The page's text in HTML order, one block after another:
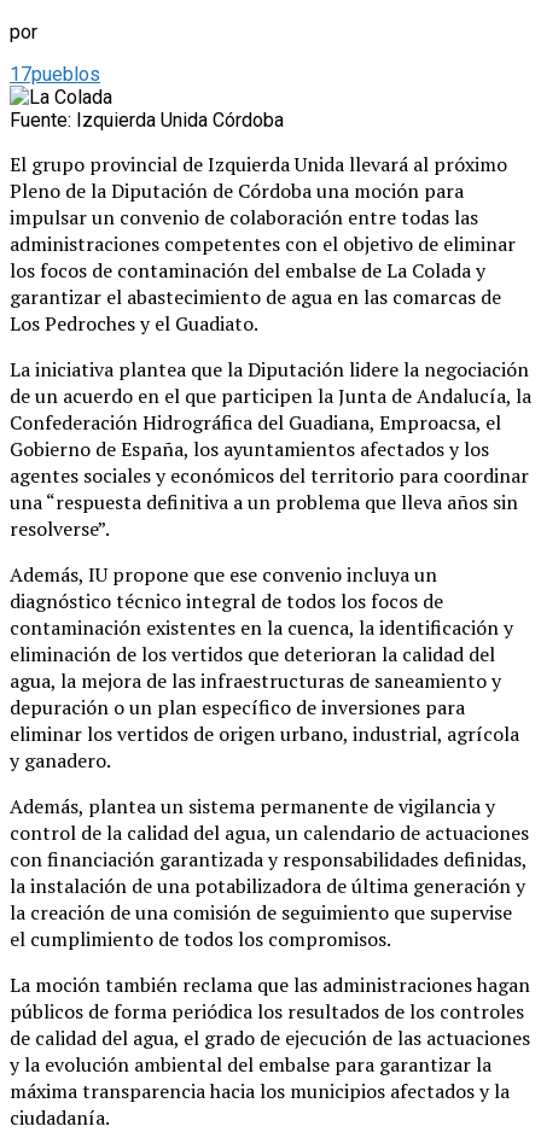
por
17pueblos
Fuente: Izquierda Unida Córdoba
El grupo provincial de Izquierda Unida llevará al próximo
Pleno de la Diputación de Córdoba una moción para
impulsar un convenio de colaboración entre todas las
administraciones competentes con el objetivo de eliminar
los focos de contaminación del embalse de La Colada y
garantizar el abastecimiento de agua en las comarcas de
Los Pedroches y el Guadiato.
La iniciativa plantea que la Diputación lidere la negociación
de un acuerdo en el que participen la Junta de Andalucía, la
Confederación Hidrográfica del Guadiana, Emproacsa, el
Gobierno de España, los ayuntamientos afectados y los
agentes sociales y económicos del territorio para coordinar
una “respuesta definitiva a un problema que lleva años sin
resolverse”.
Además, IU propone que ese convenio incluya un
diagnóstico técnico integral de todos los focos de
contaminación existentes en la cuenca, la identificación y
eliminación de los vertidos que deterioran la calidad del
agua, la mejora de las infraestructuras de saneamiento y
depuración o un plan específico de inversiones para
eliminar los vertidos de origen urbano, industrial, agrícola
y ganadero.
Además, plantea un sistema permanente de vigilancia y
control de la calidad del agua, un calendario de actuaciones
con financiación garantizada y responsabilidades definidas,
la instalación de una potabilizadora de última generación y
la creación de una comisión de seguimiento que supervise
el cumplimiento de todos los compromisos.
La moción también reclama que las administraciones hagan
públicos de forma periódica los resultados de los controles
de calidad del agua, el grado de ejecución de las actuaciones
y la evolución ambiental del embalse para garantizar la
máxima transparencia hacia los municipios afectados y la
ciudadanía.